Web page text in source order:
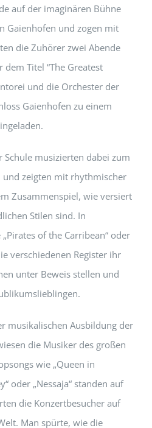
auf der imaginären Bühne
Gaienhofen und zogen mit
die Zuhörer zwei Abende
Titel “The Greatest
und die Orchester der
Gaienhofen zu einem
Schule musizierten dabei zum
zeigten mit rhythmischer
Zusammenspiel, wie versiert
Stilen sind. In
of the Carribean“ oder
verschiedenen Register ihr
unter Beweis stellen und
musikalischen Ausbildung der
die Musiker des großen
wie „Queen in
oder „Nessaja“ standen auf
die Konzertbesucher auf
Man spürte, wie die